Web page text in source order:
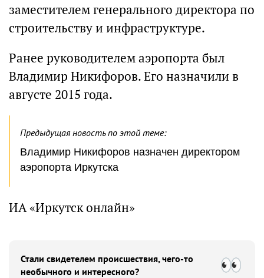
заместителем генерального директора по
строительству и инфраструктуре.
Ранее руководителем аэропорта был
Владимир Никифоров. Его назначили в
августе 2015 года.
Предыдущая новость по этой теме:
Владимир Никифоров назначен директором
аэропорта Иркутска
ИА «Иркутск онлайн»
Стали свидетелем происшествия, чего-то
необычного и интересного?